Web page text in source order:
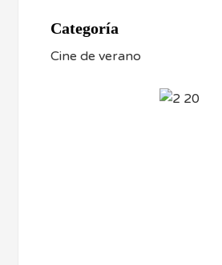
Categoría
Cine de verano